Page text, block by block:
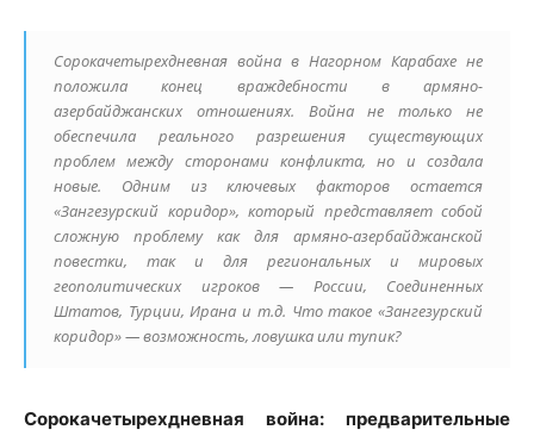
Сорокачетырехдневная война в Нагорном Карабахе не
положила конец враждебности в армяно-
азербайджанских отношениях. Война не только не
обеспечила реального разрешения существующих
проблем между сторонами конфликта, но и создала
новые. Одним из ключевых факторов остается
«Зангезурский коридор», который представляет собой
сложную проблему как для армяно-азербайджанской
повестки, так и для региональных и мировых
геополитических игроков — России, Соединенных
Штатов, Турции, Ирана и т.д. Что такое «Зангезурский
коридор» — возможность, ловушка или тупик?
Сорокачетырехдневная война: предварительные